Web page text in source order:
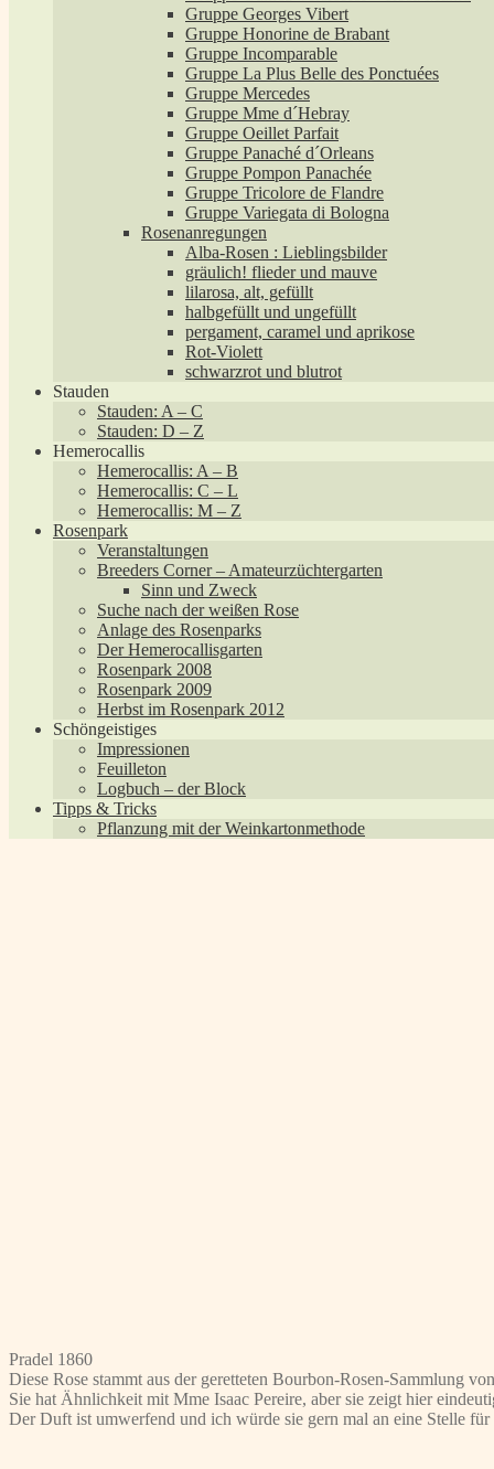
Gruppe Georges Vibert
Gruppe Honorine de Brabant
Gruppe Incomparable
Gruppe La Plus Belle des Ponctuées
Gruppe Mercedes
Gruppe Mme d´Hebray
Gruppe Oeillet Parfait
Gruppe Panaché d´Orleans
Gruppe Pompon Panachée
Gruppe Tricolore de Flandre
Gruppe Variegata di Bologna
Rosenanregungen
Alba-Rosen : Lieblingsbilder
gräulich! flieder und mauve
lilarosa, alt, gefüllt
halbgefüllt und ungefüllt
pergament, caramel und aprikose
Rot-Violett
schwarzrot und blutrot
Stauden
Stauden: A – C
Stauden: D – Z
Hemerocallis
Hemerocallis: A – B
Hemerocallis: C – L
Hemerocallis: M – Z
Rosenpark
Veranstaltungen
Breeders Corner – Amateurzüchtergarten
Sinn und Zweck
Suche nach der weißen Rose
Anlage des Rosenparks
Der Hemerocallisgarten
Rosenpark 2008
Rosenpark 2009
Herbst im Rosenpark 2012
Schöngeistiges
Impressionen
Feuilleton
Logbuch – der Block
Tipps & Tricks
Pflanzung mit der Weinkartonmethode
Pradel 1860
Diese Rose stammt aus der geretteten Bourbon-Rosen-Sammlung
Sie hat Ähnlichkeit mit Mme Isaac Pereire, aber sie zeigt hier
Der Duft ist umwerfend und ich würde sie gern mal an eine Stelle